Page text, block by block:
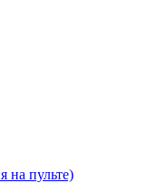
пульте)